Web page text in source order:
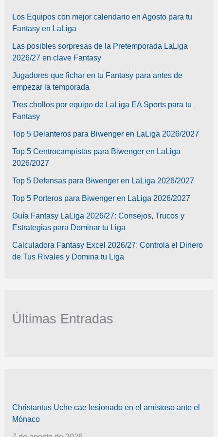
Los Equipos con mejor calendario en Agosto para tu
Fantasy en LaLiga
Las posibles sorpresas de la Pretemporada LaLiga
2026/27 en clave Fantasy
Jugadores que fichar en tu Fantasy para antes de
empezar la temporada
Tres chollos por equipo de LaLiga EA Sports para tu
Fantasy
Top 5 Delanteros para Biwenger en LaLiga 2026/2027
Top 5 Centrocampistas para Biwenger en LaLiga
2026/2027
Top 5 Defensas para Biwenger en LaLiga 2026/2027
Top 5 Porteros para Biwenger en LaLiga 2026/2027
Guía Fantasy LaLiga 2026/27: Consejos, Trucos y
Estrategias para Dominar tu Liga
Calculadora Fantasy Excel 2026/27: Controla el Dinero
de Tus Rivales y Domina tu Liga
Últimas Entradas
Christantus Uche cae lesionado en el amistoso ante el
Mónaco